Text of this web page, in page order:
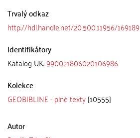
Trvalý odkaz
http://hdl.handle.net/20.500.11956/169189
Identifikátory
Katalog UK:990021806020106986
Kolekce
GEOBIBLINE - plné texty[10555]
Autor